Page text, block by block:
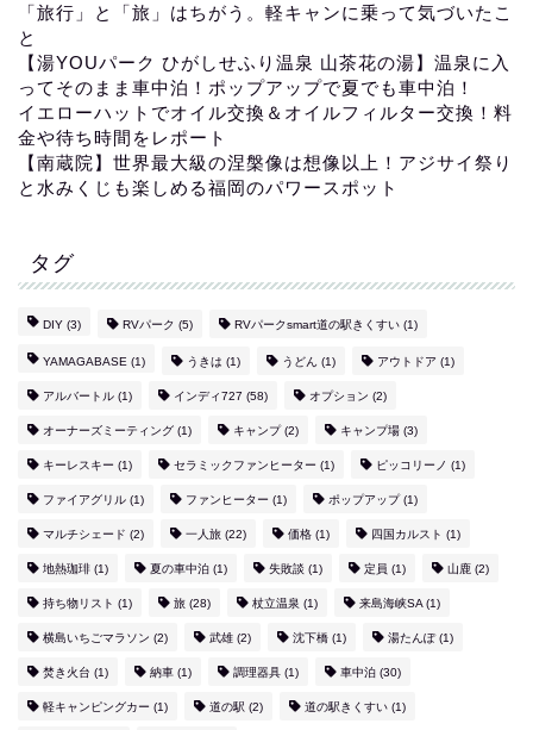
「旅行」と「旅」はちがう。軽キャンに乗って気づいたこ
と
【湯YOUパーク ひがしせふり温泉 山茶花の湯】温泉に入
ってそのまま車中泊！ポップアップで夏でも車中泊！
イエローハットでオイル交換＆オイルフィルター交換！料
金や待ち時間をレポート
【南蔵院】世界最大級の涅槃像は想像以上！アジサイ祭り
と水みくじも楽しめる福岡のパワースポット
タグ
DIY (3) RVパーク (5) RVパークsmart道の駅きくすい (1)
YAMAGABASE (1) うきは (1) うどん (1) アウトドア (1)
アルバートル (1) インディ727 (58) オプション (2)
オーナーズミーティング (1) キャンプ(2) キャンプ場 (3)
キーレスキー (1) セラミックファンヒーター (1) ピッコリーノ (1)
ファイアグリル (1) ファンヒーター (1) ポップアップ(1)
マルチシェード (2) 一人旅 (22) 価格 (1) 四国カルスト (1)
地熱珈琲 (1) 夏の車中泊 (1) 失敗談 (1) 定員 (1) 山鹿 (2)
持ち物リスト (1) 旅 (28) 杖立温泉 (1) 来島海峡SA (1)
横島いちごマラソン (2) 武雄 (2) 沈下橋 (1) 湯たんぽ(1)
焚き火台 (1) 納車 (1) 調理器具 (1) 車中泊 (30)
軽キャンピングカー (1) 道の駅 (2) 道の駅きくすい (1)